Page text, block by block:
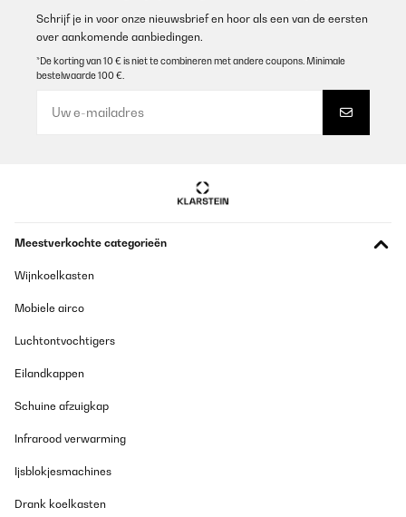
GECONTROLEERDE BEOORDELING
EIN TOLLES TEIL - OPTISCH IM WEISSEN BAD EIN NÜTZLICHER
06/11/2025
La migliore in assoluto. La prima volta acquistata nel 2019,
una caduta, altrimenti non l'avrei cambiato. Quindi dopo una
Consigliatissimo!
substantial. Fits the space required perfectly. The sensor is a bit
Schrijf je in voor onze nieuwsbrief en hoor als een van de eersten
over aankomende aanbiedingen.
*De korting van 10 € is niet te combineren met andere coupons. Minimale
bestelwaarde 100 €.
Meestverkochte categorieën
Wijnkoelkasten
Mobiele airco
Luchtontvochtigers
Eilandkappen
Schuine afzuigkap
Infrarood verwarming
Ijsblokjesmachines
Drank koelkasten